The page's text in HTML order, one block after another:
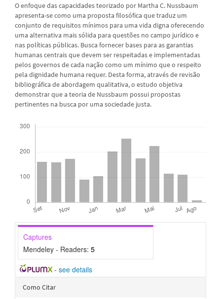
O enfoque das capacidades teorizado por Martha C. Nussbaum
apresenta-se como uma proposta filosófica que traduz um
conjunto de requisitos mínimos para uma vida digna oferecendo
uma alternativa mais sólida para questões no campo jurídico e
nas políticas públicas. Busca fornecer bases para as garantias
humanas centrais que devem ser respeitadas e implementadas
pelos governos de cada nação como um mínimo que o respeito
pela dignidade humana requer. Desta forma, através de revisão
bibliográfica de abordagem qualitativa, o estudo objetiva
demonstrar que a teoria de Nussbaum possui propostas
pertinentes na busca por uma sociedade justa.
Captures
Mendeley - Readers: 5
- see details
Detalhes
Como Citar